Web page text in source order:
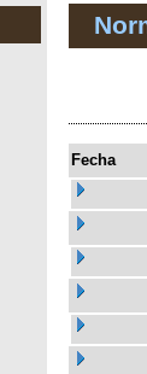
Fecha